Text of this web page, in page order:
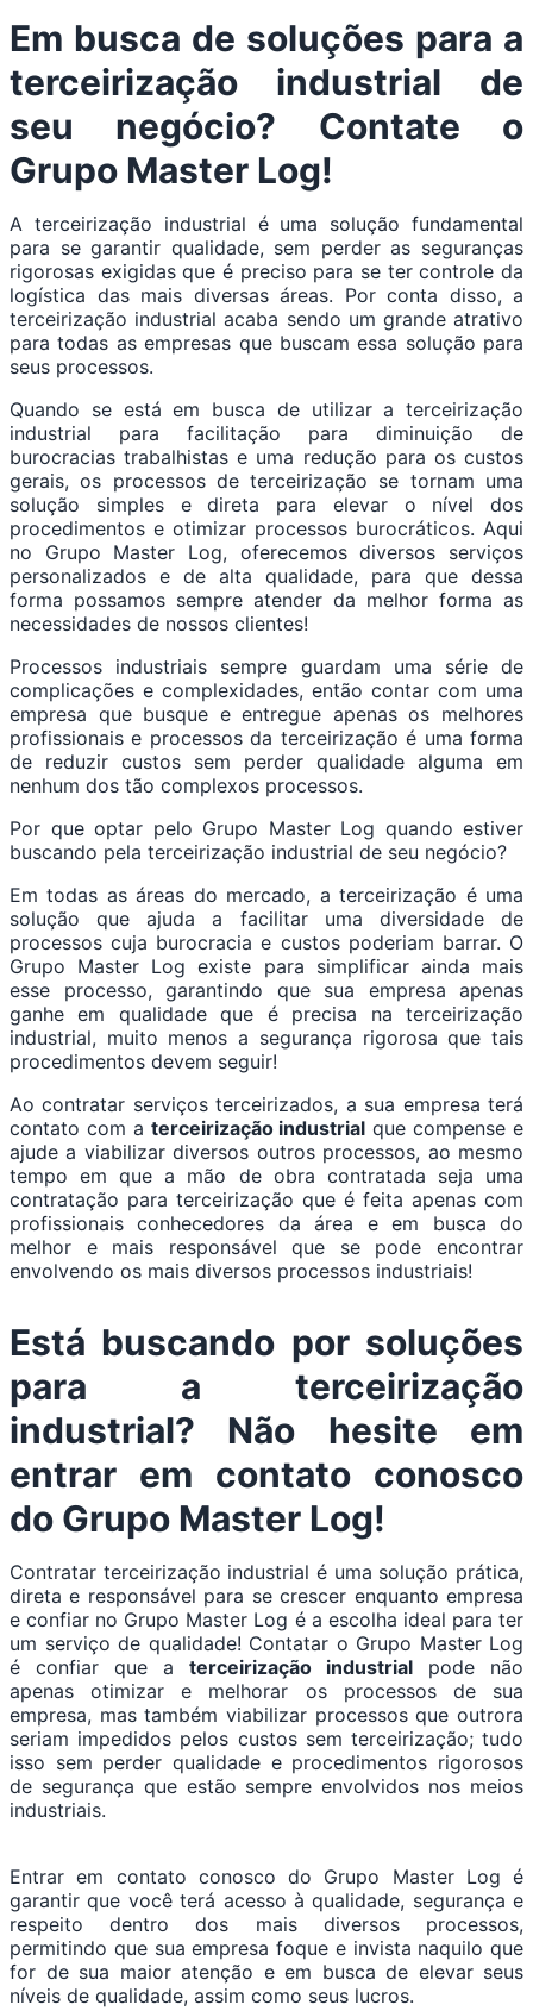
Em busca de soluções para a
terceirização industrial de
seu negócio? Contate o
Grupo Master Log!
A terceirização industrial é uma solução fundamental
para se garantir qualidade, sem perder as seguranças
rigorosas exigidas que é preciso para se ter controle da
logística das mais diversas áreas. Por conta disso, a
terceirização industrial acaba sendo um grande atrativo
para todas as empresas que buscam essa solução para
seus processos.
Quando se está em busca de utilizar a terceirização
industrial para facilitação para diminuição de
burocracias trabalhistas e uma redução para os custos
gerais, os processos de terceirização se tornam uma
solução simples e direta para elevar o nível dos
procedimentos e otimizar processos burocráticos. Aqui
no Grupo Master Log, oferecemos diversos serviços
personalizados e de alta qualidade, para que dessa
forma possamos sempre atender da melhor forma as
necessidades de nossos clientes!
Processos industriais sempre guardam uma série de
complicações e complexidades, então contar com uma
empresa que busque e entregue apenas os melhores
profissionais e processos da terceirização é uma forma
de reduzir custos sem perder qualidade alguma em
nenhum dos tão complexos processos.
Por que optar pelo Grupo Master Log quando estiver
buscando pela terceirização industrial de seu negócio?
Em todas as áreas do mercado, a terceirização é uma
solução que ajuda a facilitar uma diversidade de
processos cuja burocracia e custos poderiam barrar. O
Grupo Master Log existe para simplificar ainda mais
esse processo, garantindo que sua empresa apenas
ganhe em qualidade que é precisa na terceirização
industrial, muito menos a segurança rigorosa que tais
procedimentos devem seguir!
Ao contratar serviços terceirizados, a sua empresa terá
contato com a terceirização industrial que compense e
ajude a viabilizar diversos outros processos, ao mesmo
tempo em que a mão de obra contratada seja uma
contratação para terceirização que é feita apenas com
profissionais conhecedores da área e em busca do
melhor e mais responsável que se pode encontrar
envolvendo os mais diversos processos industriais!
Está buscando por soluções
para a terceirização
industrial? Não hesite em
entrar em contato conosco
do Grupo Master Log!
Contratar terceirização industrial é uma solução prática,
direta e responsável para se crescer enquanto empresa
e confiar no Grupo Master Log é a escolha ideal para ter
um serviço de qualidade! Contatar o Grupo Master Log
é confiar que a terceirização industrial pode não
apenas otimizar e melhorar os processos de sua
empresa, mas também viabilizar processos que outrora
seriam impedidos pelos custos sem terceirização; tudo
isso sem perder qualidade e procedimentos rigorosos
de segurança que estão sempre envolvidos nos meios
industriais.
Entrar em contato conosco do Grupo Master Log é
garantir que você terá acesso à qualidade, segurança e
respeito dentro dos mais diversos processos,
permitindo que sua empresa foque e invista naquilo que
for de sua maior atenção e em busca de elevar seus
níveis de qualidade, assim como seus lucros.